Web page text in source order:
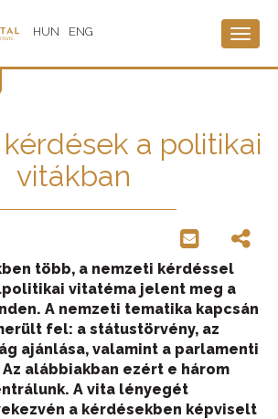
HUN ENG
a politikai
vitákban
több, a nemzeti kérdéssel
vitatéma jelent meg a
A nemzeti tematika kapcsán
fel: a státustörvény, az
ajánlása, valamint a parlamenti
alábbiakban ezért e három
A vita lényegét
a kérdésekben képviselt